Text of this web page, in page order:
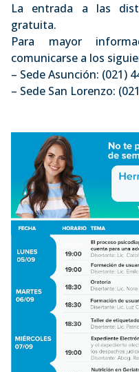
La entrada a las
gratuita.
Para mayor
comunicarse a los
– Sede Asunción: (021)
– Sede San Lorenzo: